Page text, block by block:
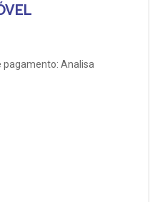
pagamento: Analisa